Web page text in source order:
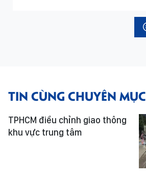
TIN CÙNG CHUYÊN MỤC
TPHCM điều chỉnh giao thông
khu vực trung tâm